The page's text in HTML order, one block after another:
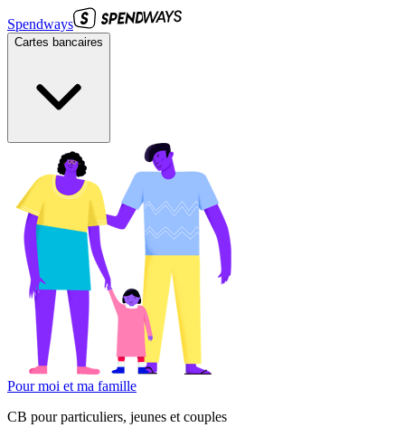
Spendways
Cartes bancaires
Pour moi et ma famille
CB pour particuliers, jeunes et couples